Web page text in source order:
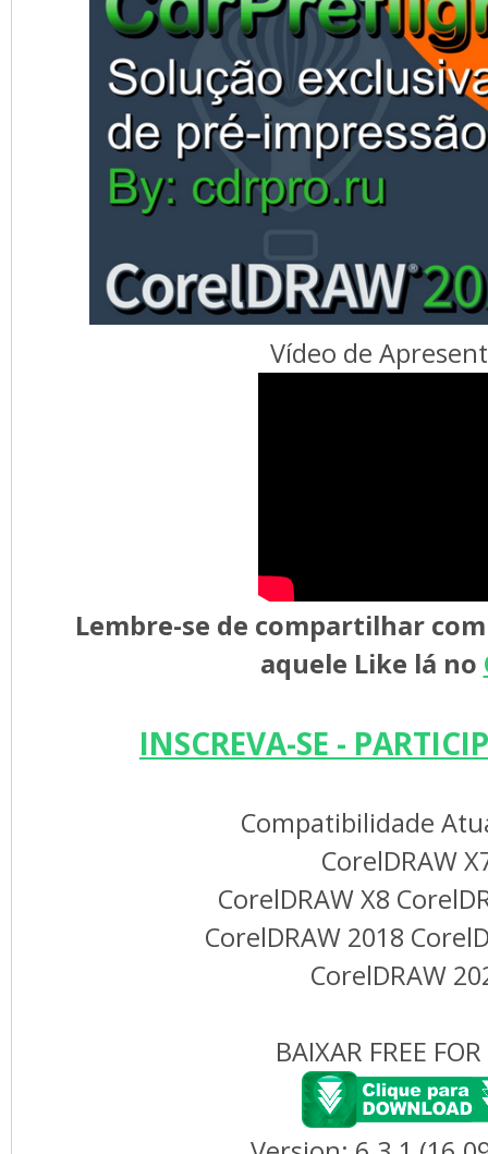
Vídeo de
Lembre-se de compartilhar
aquele Like lá no
INSCREVA-SE -
Compatibilidade
CorelDRAW
CorelDRAW X8
CorelDRAW 2018
CorelDRAW
BAIXAR FREE